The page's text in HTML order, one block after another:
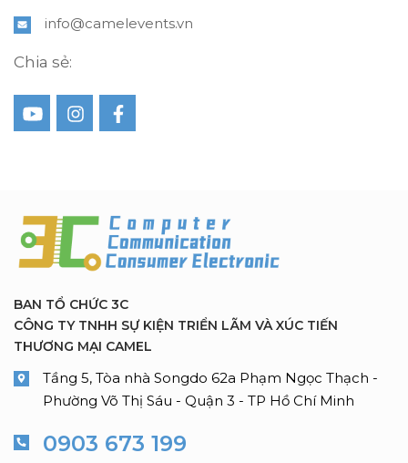
info@camelevents.vn
Chia sẻ:
BAN TỔ CHỨC 3C
CÔNG TY TNHH SỰ KIỆN TRIỂN LÃM VÀ XÚC TIẾN
THƯƠNG MẠI CAMEL
Tầng 5, Tòa nhà Songdo 62a Phạm Ngọc Thạch -
Phường Võ Thị Sáu - Quận 3 - TP Hồ Chí Minh
0903 673 199